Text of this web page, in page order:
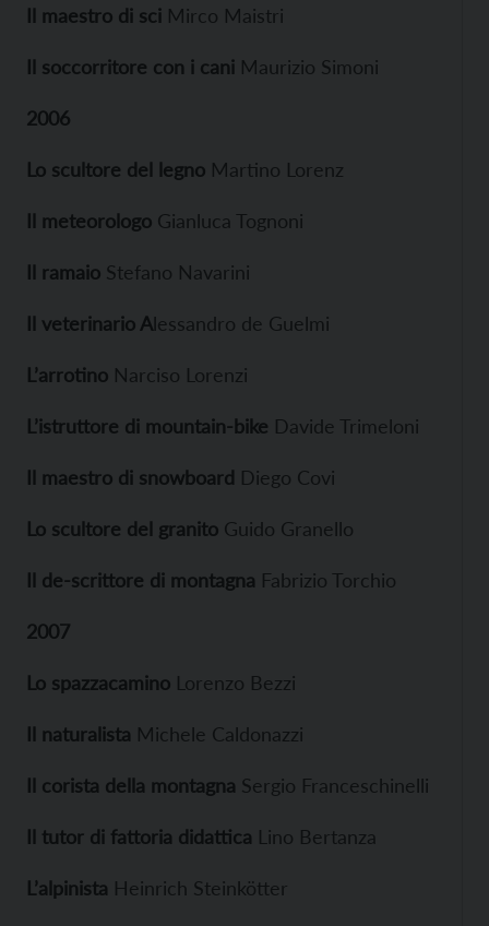
Il maestro di sci Mirco Maistri
Il soccorritore con i cani Maurizio Simoni
2006
Lo scultore del legno Martino Lorenz
Il meteorologo Gianluca Tognoni
Il ramaio Stefano Navarini
Il veterinario Alessandro de Guelmi
L’arrotino Narciso Lorenzi
L’istruttore di mountain-bike Davide Trimeloni
Il maestro di snowboard Diego Covi
Lo scultore del granito Guido Granello
Il de-scrittore di montagna Fabrizio Torchio
2007
Lo spazzacamino Lorenzo Bezzi
Il naturalista Michele Caldonazzi
Il corista della montagna Sergio Franceschinelli
Il tutor di fattoria didattica Lino Bertanza
L’alpinista Heinrich Steinkötter